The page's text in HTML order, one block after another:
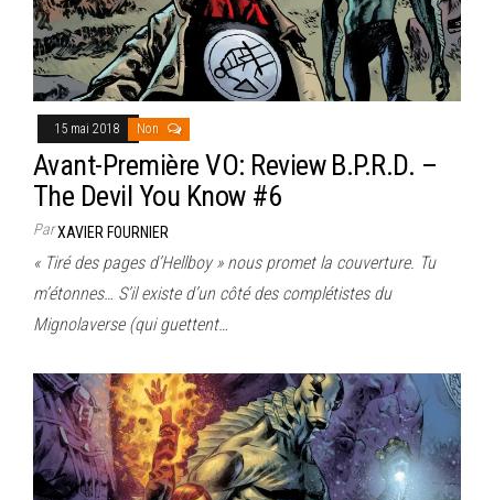
15 mai 2018 Non
Avant-Première VO: Review B.P.R.D. –
The Devil You Know #6
ParXAVIER FOURNIER
« Tiré des pages d’Hellboy » nous promet la couverture. Tu
m’étonnes… S’il existe d’un côté des complétistes du
Mignolaverse (qui guettent…